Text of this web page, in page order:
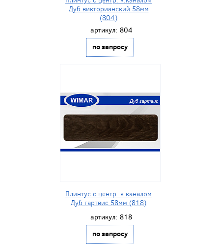
Дуб викторианский 58мм
(804)
артикул: 804
по запросу
Плинтус с центр. к.каналом
Дуб гартвис 58мм (818)
артикул: 818
по запросу